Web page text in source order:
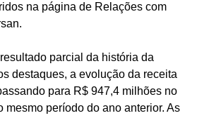
na página de Relações com
parcial da história da
destaques, a evolução da receita
para R$ 947,4 milhões no
mesmo período do ano anterior. As